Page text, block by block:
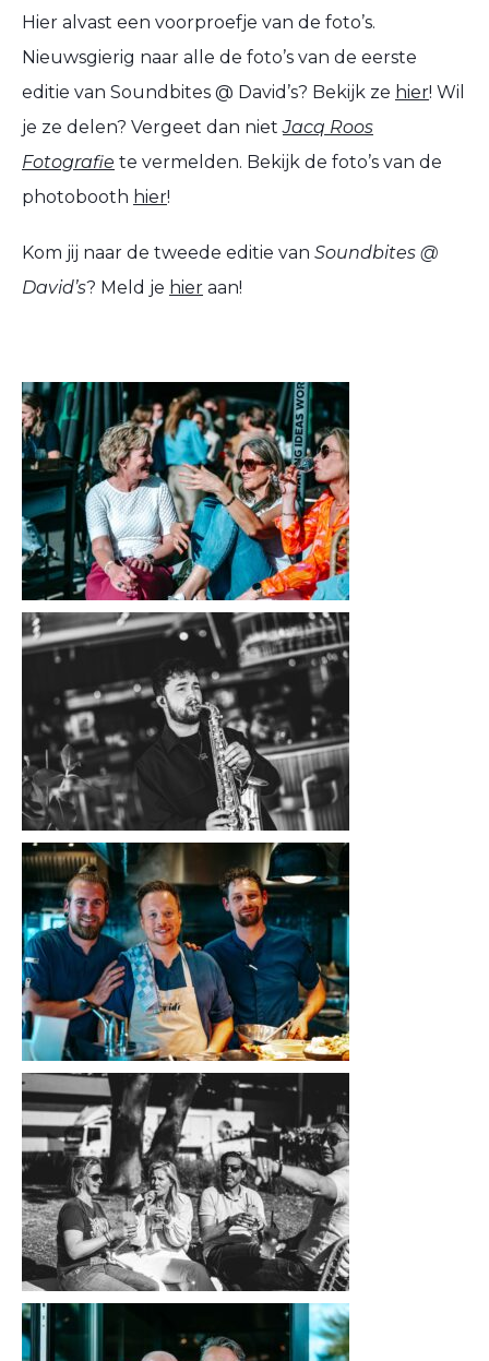
Hier alvast een voorproefje van de foto’s.
Nieuwsgierig naar alle de foto’s van de eerste
editie van Soundbites @ David’s? Bekijk ze hier! Wil
je ze delen? Vergeet dan nietJacq Roos
Fotografie te vermelden. Bekijk de foto’s van de
photobooth hier!
Kom jij naar de tweede editie van Soundbites @
David’s? Meld je hier aan!